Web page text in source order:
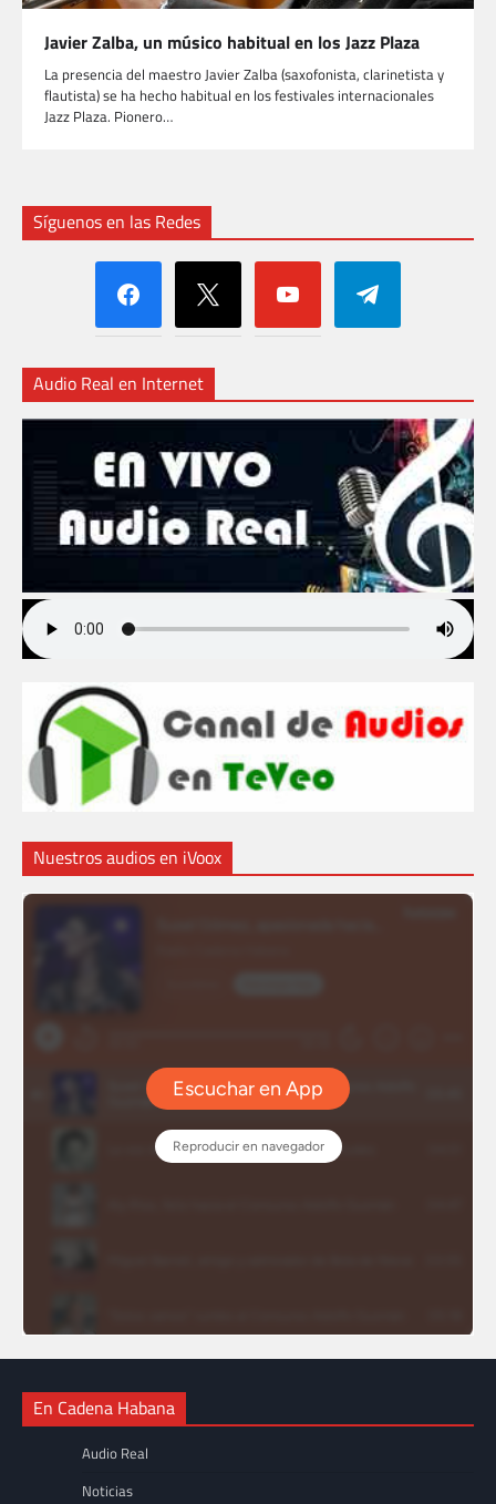
Javier Zalba, un músico habitual en los Jazz Plaza
La presencia del maestro Javier Zalba (saxofonista, clarinetista y
flautista) se ha hecho habitual en los festivales internacionales
Jazz Plaza. Pionero…
Síguenos en las Redes
facebook x youtube telegram
Audio Real en Internet
Nuestros audios en iVoox
En Cadena Habana
Audio Real
Noticias